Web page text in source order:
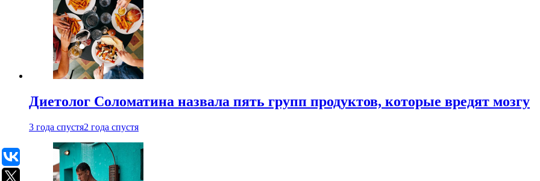
Диетолог Соломатина назвала пять групп продуктов, которые вредят мозгу
3 года спустя2 года спустя